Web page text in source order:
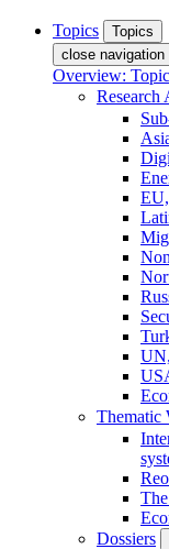
Topics
Topics
close navigation
Overview:
Research
Thematic
Dossiers